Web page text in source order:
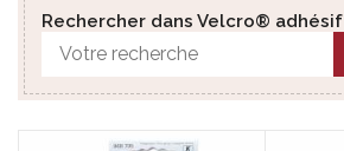
Rechercher dans Velcro® adhésif